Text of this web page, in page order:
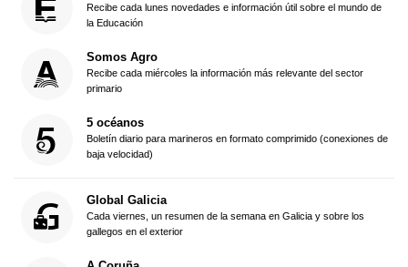
Recibe cada lunes novedades e información útil sobre el mundo de
la Educación
Somos Agro
Recibe cada miércoles la información más relevante del sector
primario
5 océanos
Boletín diario para marineros en formato comprimido (conexiones de
baja velocidad)
Global Galicia
Cada viernes, un resumen de la semana en Galicia y sobre los
gallegos en el exterior